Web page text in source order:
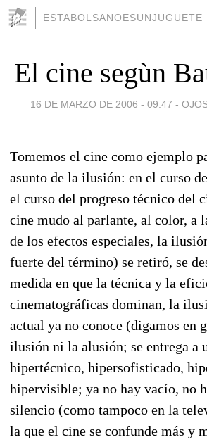
ESTABOLSANOESUNJUGUETE
El cine segùn
16 DE MARZO DE 2006 - 09:47 -
Tomemos el cine como ejemplo
asunto de la ilusión: en el curso
el curso del progreso técnico del
cine mudo al parlante, al color, a
de los efectos especiales, la
fuerte del término) se retiró, se
medida en que la técnica y la
cinematográficas dominan, la
actual ya no conoce (digamos en
ilusión ni la alusión; se entrega a
hipertécnico, hipersofisticado,
hipervisible; ya no hay vacío, no
silencio (como tampoco en la
la que el cine se confunde más y